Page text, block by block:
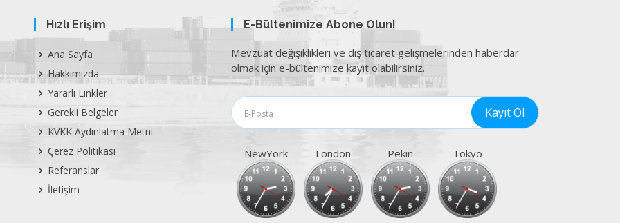
Hızlı Erişim
Ana Sayfa
Hakkımızda
Yararlı Linkler
Gerekli Belgeler
KVKK Aydınlatma Metni
Çerez Politikası
Referanslar
İletişim
E-Bültenimize Abone Olun!
Mevzuat değişiklikleri ve dış ticaret gelişmelerinden haberdar
olmak için e-bültenimize kayıt olabilirsiniz.
NewYork London Pekin Tokyo